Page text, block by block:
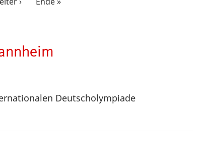
Deutscholympiade